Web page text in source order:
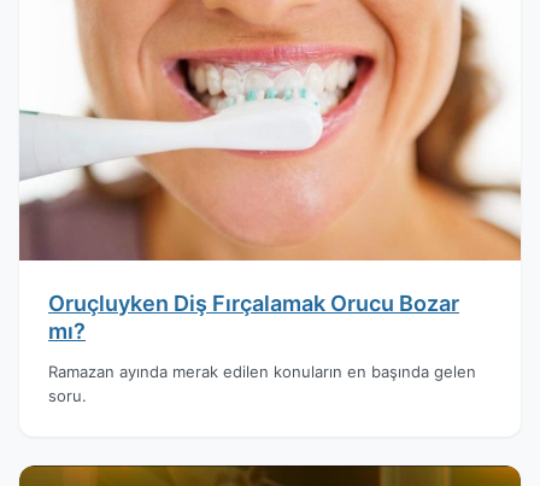
Oruçluyken Diş Fırçalamak Orucu Bozar
mı?
Ramazan ayında merak edilen konuların en başında gelen
soru.